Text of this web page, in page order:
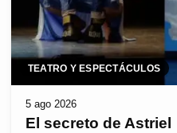
TEATRO Y ESPECTÁCULOS
5 ago 2026
El secreto de Astriel